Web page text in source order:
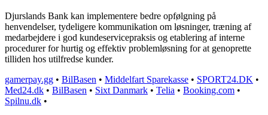
Djurslands Bank kan implementere bedre opfølgning på
henvendelser, tydeligere kommunikation om løsninger, træning af
medarbejdere i god kundeservicepraksis og etablering af interne
procedurer for hurtig og effektiv problemløsning for at genoprette
tilliden hos utilfredse kunder.
gamerpay.gg • BilBasen • Middelfart Sparekasse • SPORT24.DK •
Med24.dk • BilBasen • Sixt Danmark • Telia • Booking.com •
Spilnu.dk •